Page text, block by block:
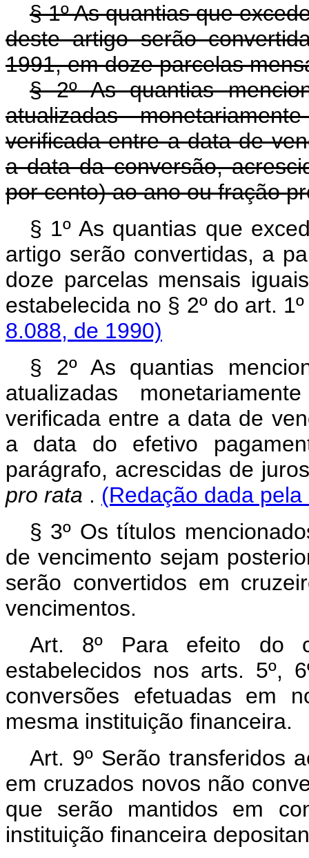
§ 1º As quantias que
deste artigo serão
1991, em doze parcelas
§ 2º As quantias
atualizadas
verificada entre a data de
a data da conversão,
por cento) ao ano ou fração
§ 1º As quantias que
artigo serão convertidas, a
doze parcelas mensais
estabelecida no § 2º do art.
8.088, de 1990)
§ 2º As quantias
atualizadas
verificada entre a data de
a data do efetivo
parágrafo, acrescidas de
pro rata . (Redação dada
§ 3º Os títulos
de vencimento sejam
serão convertidos em
vencimentos.
Art. 8º Para efeito do
estabelecidos nos arts. 5º,
conversões efetuadas em
mesma instituição financeira.
Art. 9º Serão transferidos
em cruzados novos não
que serão mantidos em
instituição financeira